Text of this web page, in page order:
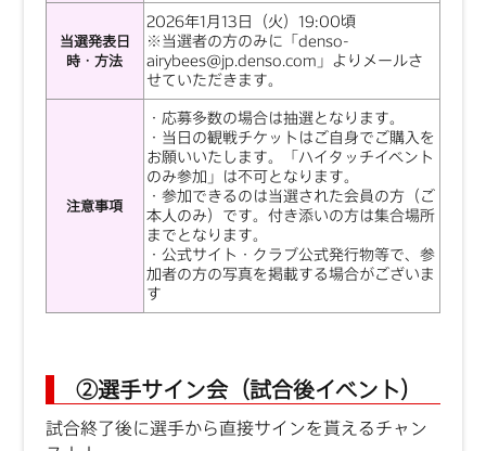
当選発表日
時・方法
2026年1月13日（火）19:00頃
※当選者の方のみに「denso-
airybees@jp.denso.com」よりメールさ
せていただきます。
注意事項
・応募多数の場合は抽選となります。
・当日の観戦チケットはご自身でご購入を
お願いいたします。「ハイタッチイベント
のみ参加」は不可となります。
・参加できるのは当選された会員の方（ご
本人のみ）です。付き添いの方は集合場所
までとなります。
・公式サイト・クラブ公式発行物等で、参
加者の方の写真を掲載する場合がございま
す
②選手サイン会（試合後イベント）
試合終了後に選手から直接サインを貰えるチャン